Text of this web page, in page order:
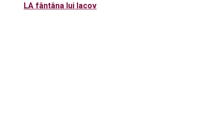
LA fântâna lui Iacov